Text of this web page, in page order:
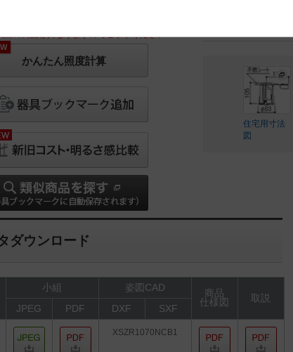
の商品と異なりますのでご了承ください
かんたん照度計算
住宅用寸法
図
ダウンロード
小組 姿図CAD
商品
仕様図
取説
JPEG
PDF DXF SXF
XSZR1070NCB1